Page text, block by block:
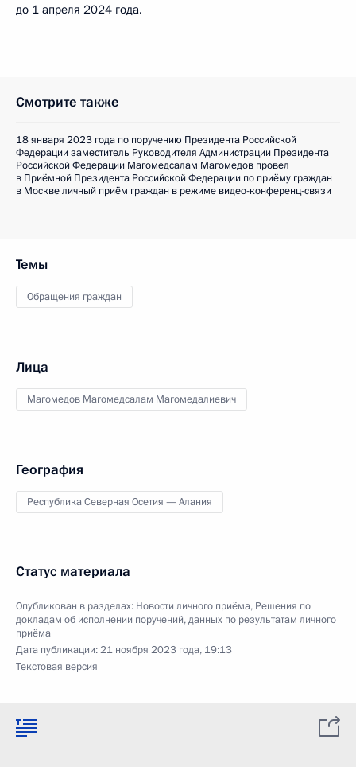
до 1 апреля 2024 года.
Смотрите также
18 января 2023 года по поручению Президента Российской
Федерации заместитель Руководителя Администрации Президента
Российской Федерации Магомедсалам Магомедов провел
в Приёмной Президента Российской Федерации по приёму граждан
в Москве личный приём граждан в режиме видео-конференц-связи
Темы
Обращения граждан
Лица
Магомедов Магомедсалам Магомедалиевич
География
Республика Северная Осетия — Алания
Статус материала
Опубликован в разделах: Новости личного приёма, Решения по
докладам об исполнении поручений, данных по результатам личного
приёма
Дата публикации:21 ноября 2023 года, 19:13
Текстовая версия